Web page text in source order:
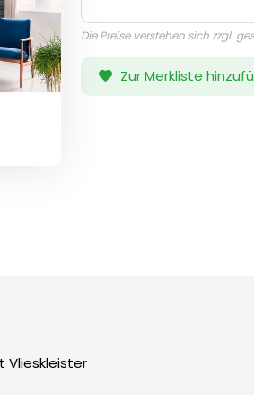
Die Preise verstehen sich zzgl.
Zur Merkliste
Vlieskleister